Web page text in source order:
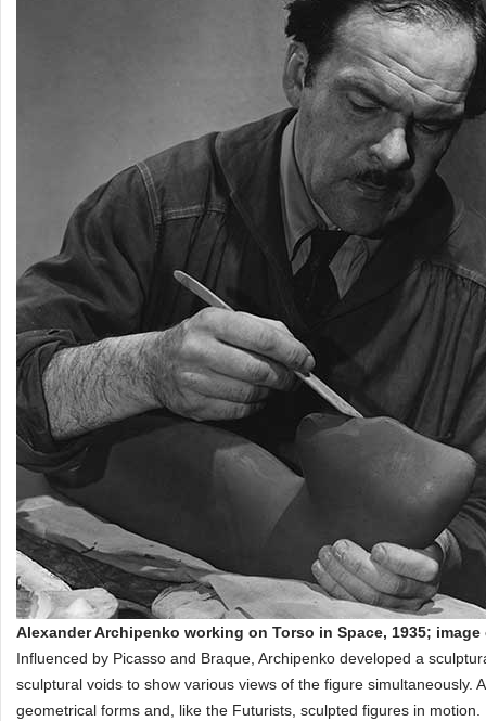
Alexander Archipenko working on Torso in Space, 1935;
Influenced by Picasso and Braque, Archipenko developed a
sculptural voids to show various views of the figure simultaneously.
geometrical forms and, like the Futurists, sculpted figures in motion.